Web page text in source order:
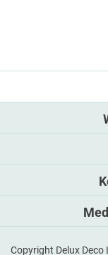
Copyright Delux Deco